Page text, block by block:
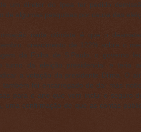
um diretor do Ipea ter pedido
de algumas pesquisas por causa das
nada otimista é que o
crescimento de 122% sobre o
da Folha de S.Paulo, o governo
turno da eleição presidencial e teria
a votação da presidente Dilma. O
também foi encarregado de dar más
para o ano que vem inclui o seguro-
uma confirmação de que as contas